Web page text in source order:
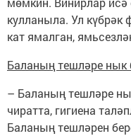
кулланыла. Ул күбрәк
кат ямалган,
Баланың тешләре нык
– Баланың тешләре
чиратта, гигиена
Баланың тешләрен